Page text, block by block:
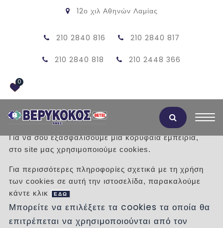
12ο χιλ Αθηνών Λαμίας
210 2840 816 210 2840 817
210 2840 818 210 2448 366
0
/ Προϊόντα /
Αποδοχή Cookies
Για να σου εξασφαλίσουμε μια κορυφαία εμπειρία,
στο site μας χρησιμοποιούμε cookies.
Για περισσότερες πληροφορίες σχετικά με τη χρήση
των cookies σε αυτή την ιστοσελίδα, παρακαλούμε
κάντε κλικ
ΕΔΩ
Μπορείτε να επιλέξετε τα cookies τα οποία θα
επιτρέπεται να χρησιμοποιούνται από τον